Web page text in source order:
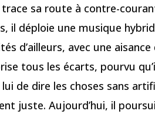
trace sa route à contre-
il déploie une musique
d’ailleurs, avec une
tous les écarts, pourvu
lui de dire les choses sans
juste. Aujourd’hui, il